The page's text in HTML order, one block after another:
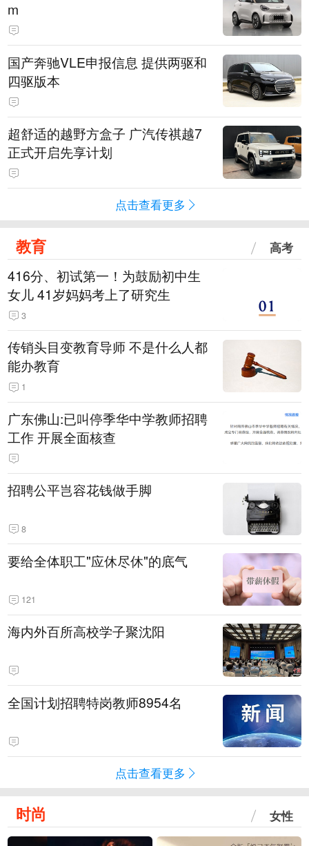
m
国产奔驰VLE申报信息 提供两驱和
四驱版本
超舒适的越野方盒子 广汽传祺越7
正式开启先享计划
点击查看更多
教育 高考
416分、初试第一！为鼓励初中生
女儿 41岁妈妈考上了研究生
3
传销头目变教育导师 不是什么人都
能办教育
1
广东佛山:已叫停季华中学教师招聘
工作 开展全面核查
招聘公平岂容花钱做手脚
8
要给全体职工"应休尽休"的底气
121
海内外百所高校学子聚沈阳
全国计划招聘特岗教师8954名
点击查看更多
时尚 女性